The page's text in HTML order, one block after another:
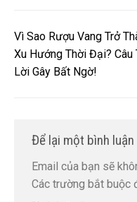
Vì Sao Rượu Vang Trở
Xu Hướng Thời Đại? Câu
Lời Gây Bất Ngờ!
Để lại một bình luận
Email của bạn sẽ
Các trường bắt buộc